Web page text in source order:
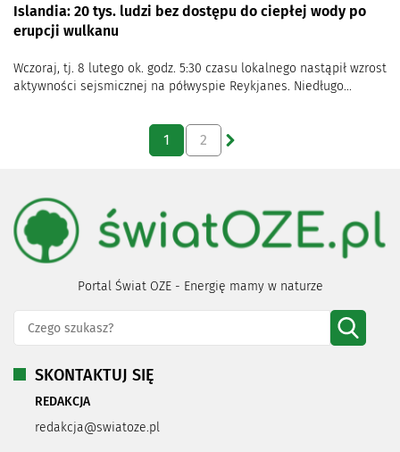
Islandia: 20 tys. ludzi bez dostępu do ciepłej wody po
erupcji wulkanu
Wczoraj, tj. 8 lutego ok. godz. 5:30 czasu lokalnego nastąpił wzrost
aktywności sejsmicznej na półwyspie Reykjanes. Niedługo...
1 2
Portal Świat OZE - Energię mamy w naturze
SKONTAKTUJ SIĘ
REDAKCJA
redakcja@swiatoze.pl